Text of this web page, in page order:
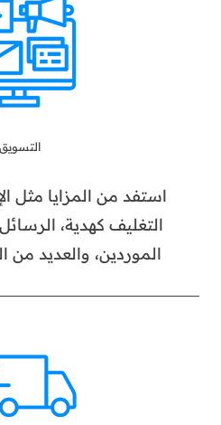
التسويق
استفد من المزايا مثل
التغليف كهدية،
الموردين، والعديد من